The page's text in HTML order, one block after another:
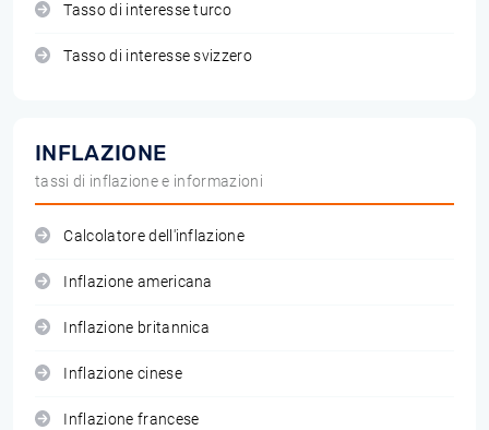
Tasso di interesse turco
Tasso di interesse svizzero
INFLAZIONE
tassi di inflazione e informazioni
Calcolatore dell'inflazione
Inflazione americana
Inflazione britannica
Inflazione cinese
Inflazione francese